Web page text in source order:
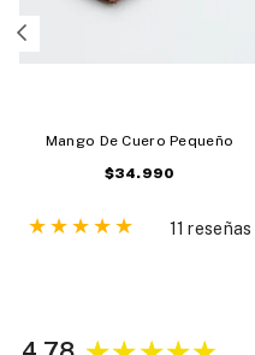
Mango De Cuero Pequeño
Precio
$34.990
11 reseñas